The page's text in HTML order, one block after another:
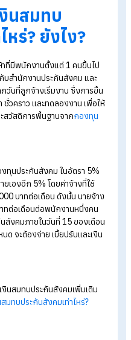
สังคมออนไลน์เร็วทันใจด้วย e-
ทบประกันสังคมเท่าไหร่?
กันสังคมออนไลน์ 2567 ผ่าน e-
ต้องนำมาคิดเงินสมทบด้วยหรือเ
มทบประกันสังคม สามารถทำได้ห
เงินสมทบ
ไหร่? ยังไง?
บริษัทที่มีพนักงานตั้งแต่ 1 คนขึ้นไ
ตนกับสำนักงานประกันสังคม และ
นับจากวันที่ลูกจ้างเริ่มงาน ซึ่งการ
และสวัสดิการพื้นฐานจาก